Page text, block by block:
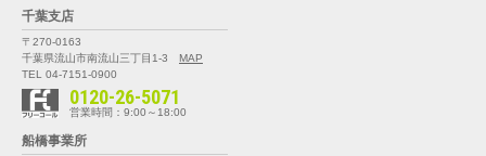
千葉支店
〒270-0163
千葉県流山市南流山三丁目1-3
MAP
TEL 04-7151-0900
0120-26-5071
営業時間：9:00～18:00
船橋事業所